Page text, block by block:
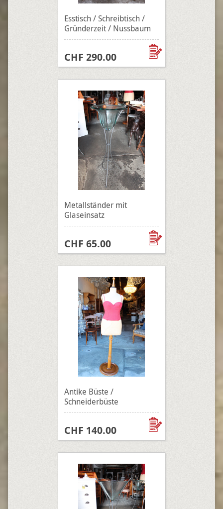
Esstisch / Schreibtisch /
Gründerzeit / Nussbaum
CHF 290.00
Metallständer mit
Glaseinsatz
CHF 65.00
Antike Büste /
Schneiderbüste
CHF 140.00